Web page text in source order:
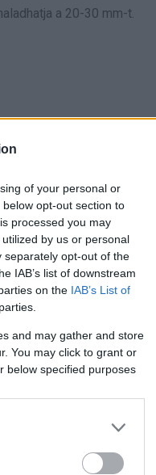
of your personal or
opt-out section to
processed you may
by us or personal
separately opt-out of the
IAB’s list of downstream
on the IAB’s List of
and may gather and store
You may click to grant or
below specified purposes
a 20-30 mm-t.
A hétvége második